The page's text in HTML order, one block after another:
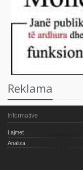
Reklama
Informative
Lajmet
Analiza